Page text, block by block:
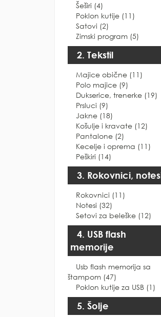
Šeširi (4)
Poklon kutije (11)
Satovi (2)
Zimski program (5)
2. Tekstil
Majice obične (11)
Polo majice (9)
Dukserice, trenerke (19)
Prsluci (9)
Jakne (18)
Košulje i kravate (12)
Pantalone (2)
Kecelje i oprema (11)
Peškiri (14)
3. Rokovnici,
Rokovnici (11)
Notesi (32)
Setovi za beleške (12)
4. USB flash
memorije
Usb flash memorija sa
štampom (47)
Poklon kutije za USB (1)
5. Šolje